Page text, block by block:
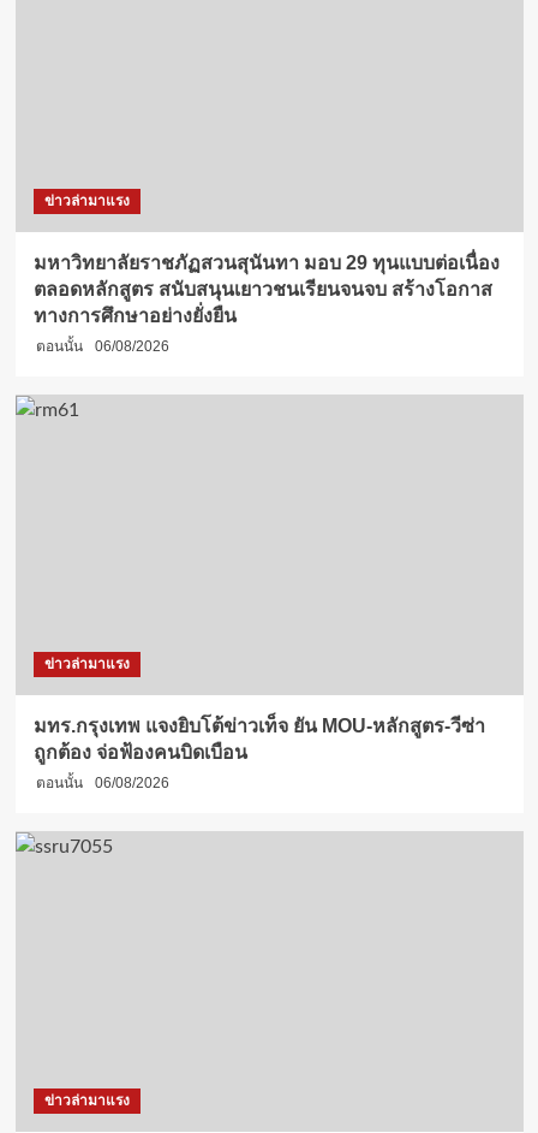
ข่าวล่ามาแรง
มหาวิทยาลัยราชภัฏสวนสุนันทา มอบ 29 ทุนแบบต่อเนื่อง
ตลอดหลักสูตร สนับสนุนเยาวชนเรียนจนจบ สร้างโอกาส
ทางการศึกษาอย่างยั่งยืน
ตอนนั้น 06/08/2026
ข่าวล่ามาแรง
มทร.กรุงเทพ แจงยิบโต้ข่าวเท็จ ยัน MOU-หลักสูตร-วีซ่า
ถูกต้อง จ่อฟ้องคนบิดเบือน
ตอนนั้น 06/08/2026
ข่าวล่ามาแรง